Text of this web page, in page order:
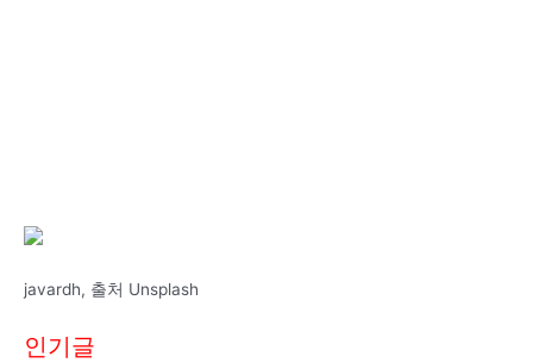
javardh, 출처 Unsplash
인기글